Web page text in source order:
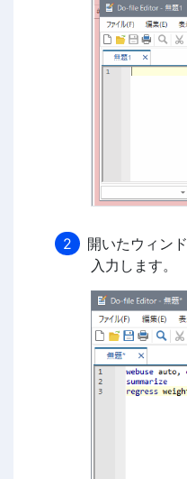
開いたウィン
入力します。